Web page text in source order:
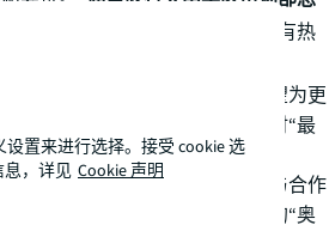
以岩会友，为有追求、有勇气、有热
，还特别设立了体验环节，希望为更
朋友提供攀爬体验的机会；同时“最
赛增添更多趣味性。
对于攀岩运动的推广，还包括与合作
提的是，仲量联行是正在热映的“奥
置来进行选择。接受 cookie 选
，详见 Cookie 声明